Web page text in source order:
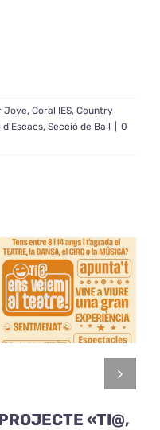
Jove, Coral IES, Country
d'Escacs, Secció de Ball
0
«TI@,